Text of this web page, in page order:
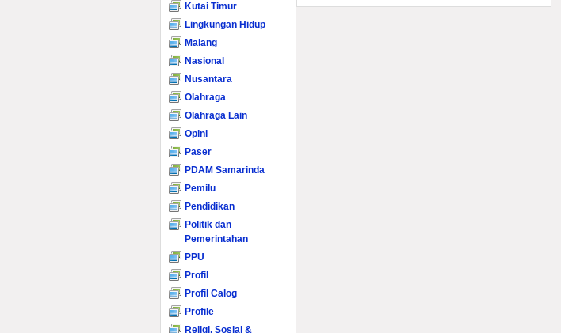
Kutai Timur
Lingkungan Hidup
Malang
Nasional
Nusantara
Olahraga
Olahraga Lain
Opini
Paser
PDAM Samarinda
Pemilu
Pendidikan
Politik dan
Pemerintahan
PPU
Profil
Profil Calog
Profile
Religi, Sosial &